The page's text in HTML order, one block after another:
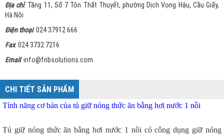
Địa chỉ: Tầng 11, Số 7 Tôn Thất Thuyết, phường Dịch Vọng Hậu, Cầu Giấy,
Hà Nội
Điện thoại: 024 37912 666
Fax: 024 3732 7216
Email: info@fnbsolutions.com
CHI TIẾT SẢN PHẨM
Tính năng cơ bản của tủ giữ nóng thức ăn bằng hơi nước 1 nồi
Tủ giữ nóng thức ăn bằng hơi nước 1 nồi có công dụng giữ nóng